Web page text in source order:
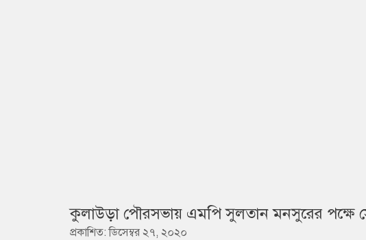
কুলাউড়া পৌরসভায় এমপি সুলতান মনসুরের পক্ষে
প্রকাশিত: ডিসেম্বর ২৭, ২০২০